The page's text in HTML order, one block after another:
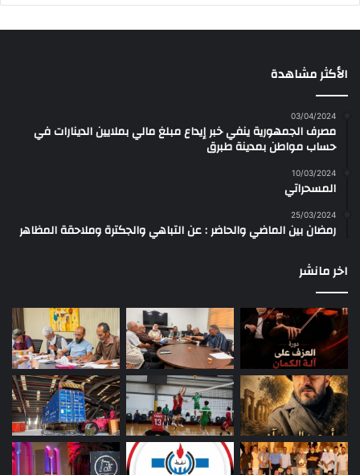
الأكثر مشاهدة
03/04/2024
مصرف الجمهورية ينفي خبر إيداع مبلغ مالي بملايين الدينارات في
حساب مواطن بمدينة طبرق
10/03/2024
المسحراتي
25/03/2024
رمضان بين الماضي والحاضر : عن التباهي والجكترة وملاحقة المظاهر
اخر مانشر